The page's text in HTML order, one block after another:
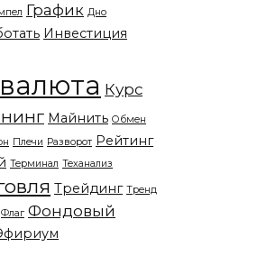
График Дно
Инвестиция
Курс
Майнить Обмен
Плечи Разворот Рейтинг
Терминал Теханализ
Трейдинг Тренд
Флаг Фондовый